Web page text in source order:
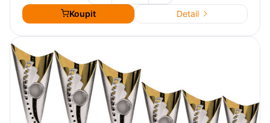
Koupit Detail